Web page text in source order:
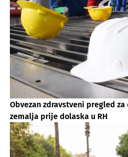
Obvezan zdravstveni pregled
zemalja prije dolaska u RH